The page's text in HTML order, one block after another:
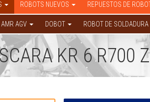
ROBOTS NUEVOS REPUESTOS DE
AMR AGV DOBOT ROBOT DE SOLDADURA
KR 6 R700